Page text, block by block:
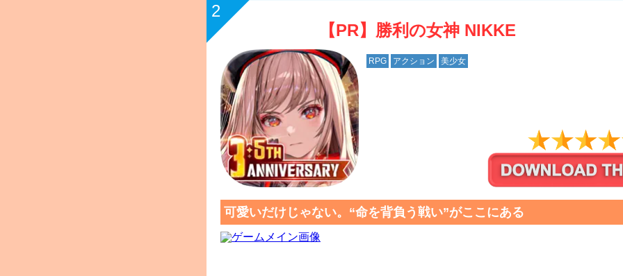
2
【PR】勝利の女神 NIKKE
RPG アクション 美少女
可愛いだけじゃない。“命を背負う戦い”がここにある